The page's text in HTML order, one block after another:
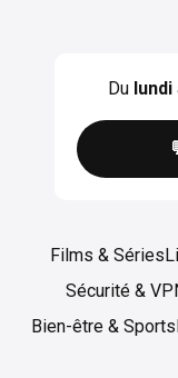
Du lundi
Films & Séries
Sécurité &
Bien-être & Sports